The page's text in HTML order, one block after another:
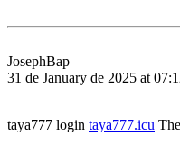
JosephBap
31 de January de 2025 at
taya777 login taya777.icu